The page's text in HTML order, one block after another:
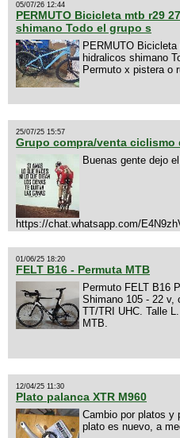
05/07/26 12:44
PERMUTO Bicicleta mtb r29
shimano Todo el grupo s
PERMUTO
hidralicos shimano
Permuto x pistera o
25/07/25 15:57
Grupo compra/venta ciclismo
Buenas gente dejo
https://chat.whatsapp.com/
01/06/25 18:20
FELT B16 - Permuta MTB
Permuto FELT B16
Shimano 105 - 22 v,
TT/TRI UHC. Talle
MTB.
12/04/25 11:30
Plato palanca XTR M960
Cambio por platos y
plato es nuevo, a